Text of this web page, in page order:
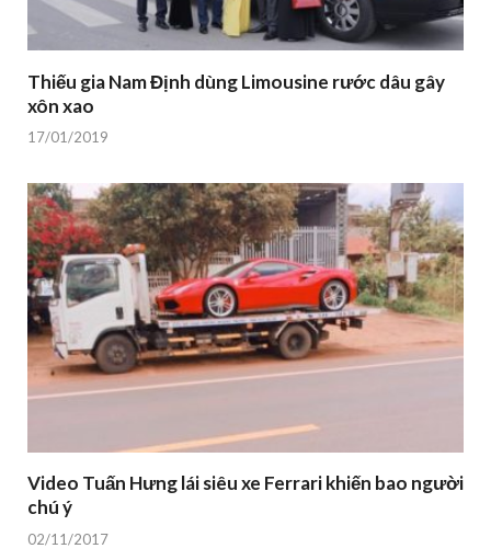
Thiếu gia Nam Định dùng Limousine rước dâu gây
xôn xao
17/01/2019
Video Tuấn Hưng lái siêu xe Ferrari khiến bao người
chú ý
02/11/2017